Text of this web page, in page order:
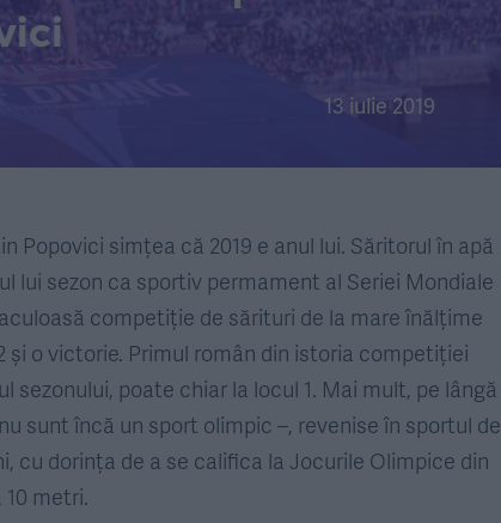
13 iulie 2019
Popovici simțea că 2019 e anul lui. Săritorul în apă
lui sezon ca sportiv permament al Seriei Mondiale
competiție de sărituri de la mare înălțime
și o victorie. Primul român din istoria competiției
sezonului, poate chiar la locul 1. Mai mult, pe lângă
sunt încă un sport olimpic –, revenise în sportul de
cu dorința de a se califica la Jocurile Olimpice din
metri.